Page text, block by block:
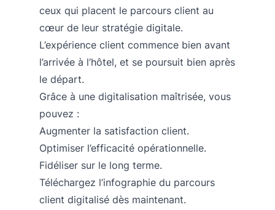
ceux qui placent le parcours client au
cœur de leur stratégie digitale.
L’expérience client commence bien avant
l’arrivée à l’hôtel, et se poursuit bien après
le départ.
Grâce à une digitalisation maîtrisée, vous
pouvez :
Augmenter la satisfaction client.
Optimiser l’efficacité opérationnelle.
Fidéliser sur le long terme.
Téléchargez l’infographie du parcours
client digitalisé dès maintenant.